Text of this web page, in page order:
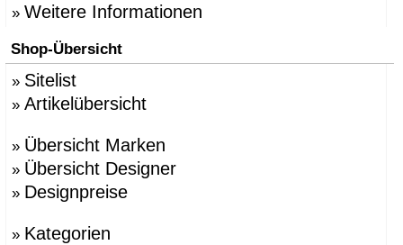
» Weitere Informationen
Shop-Übersicht
» Sitelist
» Artikelübersicht
» Übersicht Marken
» Übersicht Designer
» Designpreise
» Kategorien